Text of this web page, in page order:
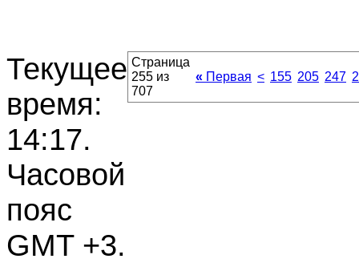
Текущее
время:
14:17.
Часовой
пояс
GMT +3.
Страница
255 из
707
« Первая < 155 205 247